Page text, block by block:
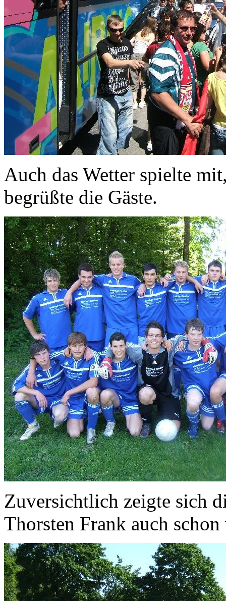
Auch das Wetter spielte
begrüßte die Gäste.
Zuversichtlich zeigte sich
Thorsten Frank auch